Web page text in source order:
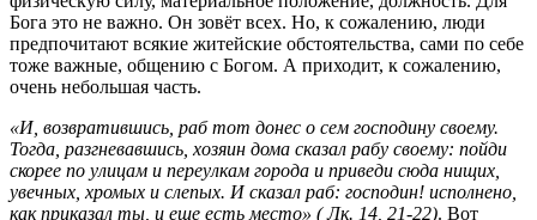
Бога это не важно. Он зовёт всех. Но, к сожалению, люди
предпочитают всякие житейские обстоятельства, сами по себе
тоже важные, общению с Богом. А приходит, к сожалению,
очень небольшая часть.
«И, возвратившись, раб тот донес о сем господину своему.
Тогда, разгневавшись, хозяин дома сказал рабу своему: пойди
скорее по улицам и переулкам города и приведи сюда нищих,
увечных, хромых и слепых. И сказал раб: господин! исполнено,
как приказал ты, и еще есть место» ( Лк. 14, 21-22). Вот